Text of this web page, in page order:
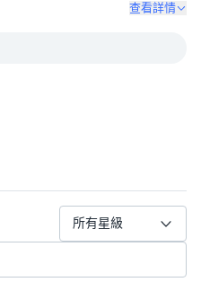
查看詳情
所有星級